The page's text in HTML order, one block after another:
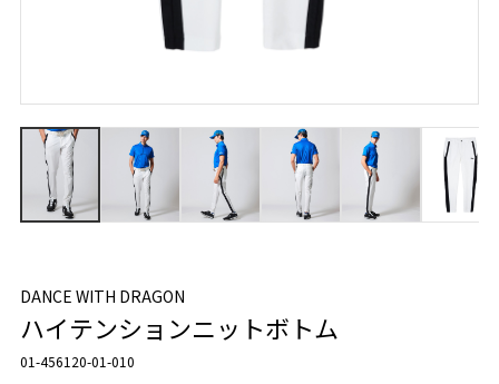
DANCE WITH DRAGON
ハイテンションニットボトム
01-456120-01-010